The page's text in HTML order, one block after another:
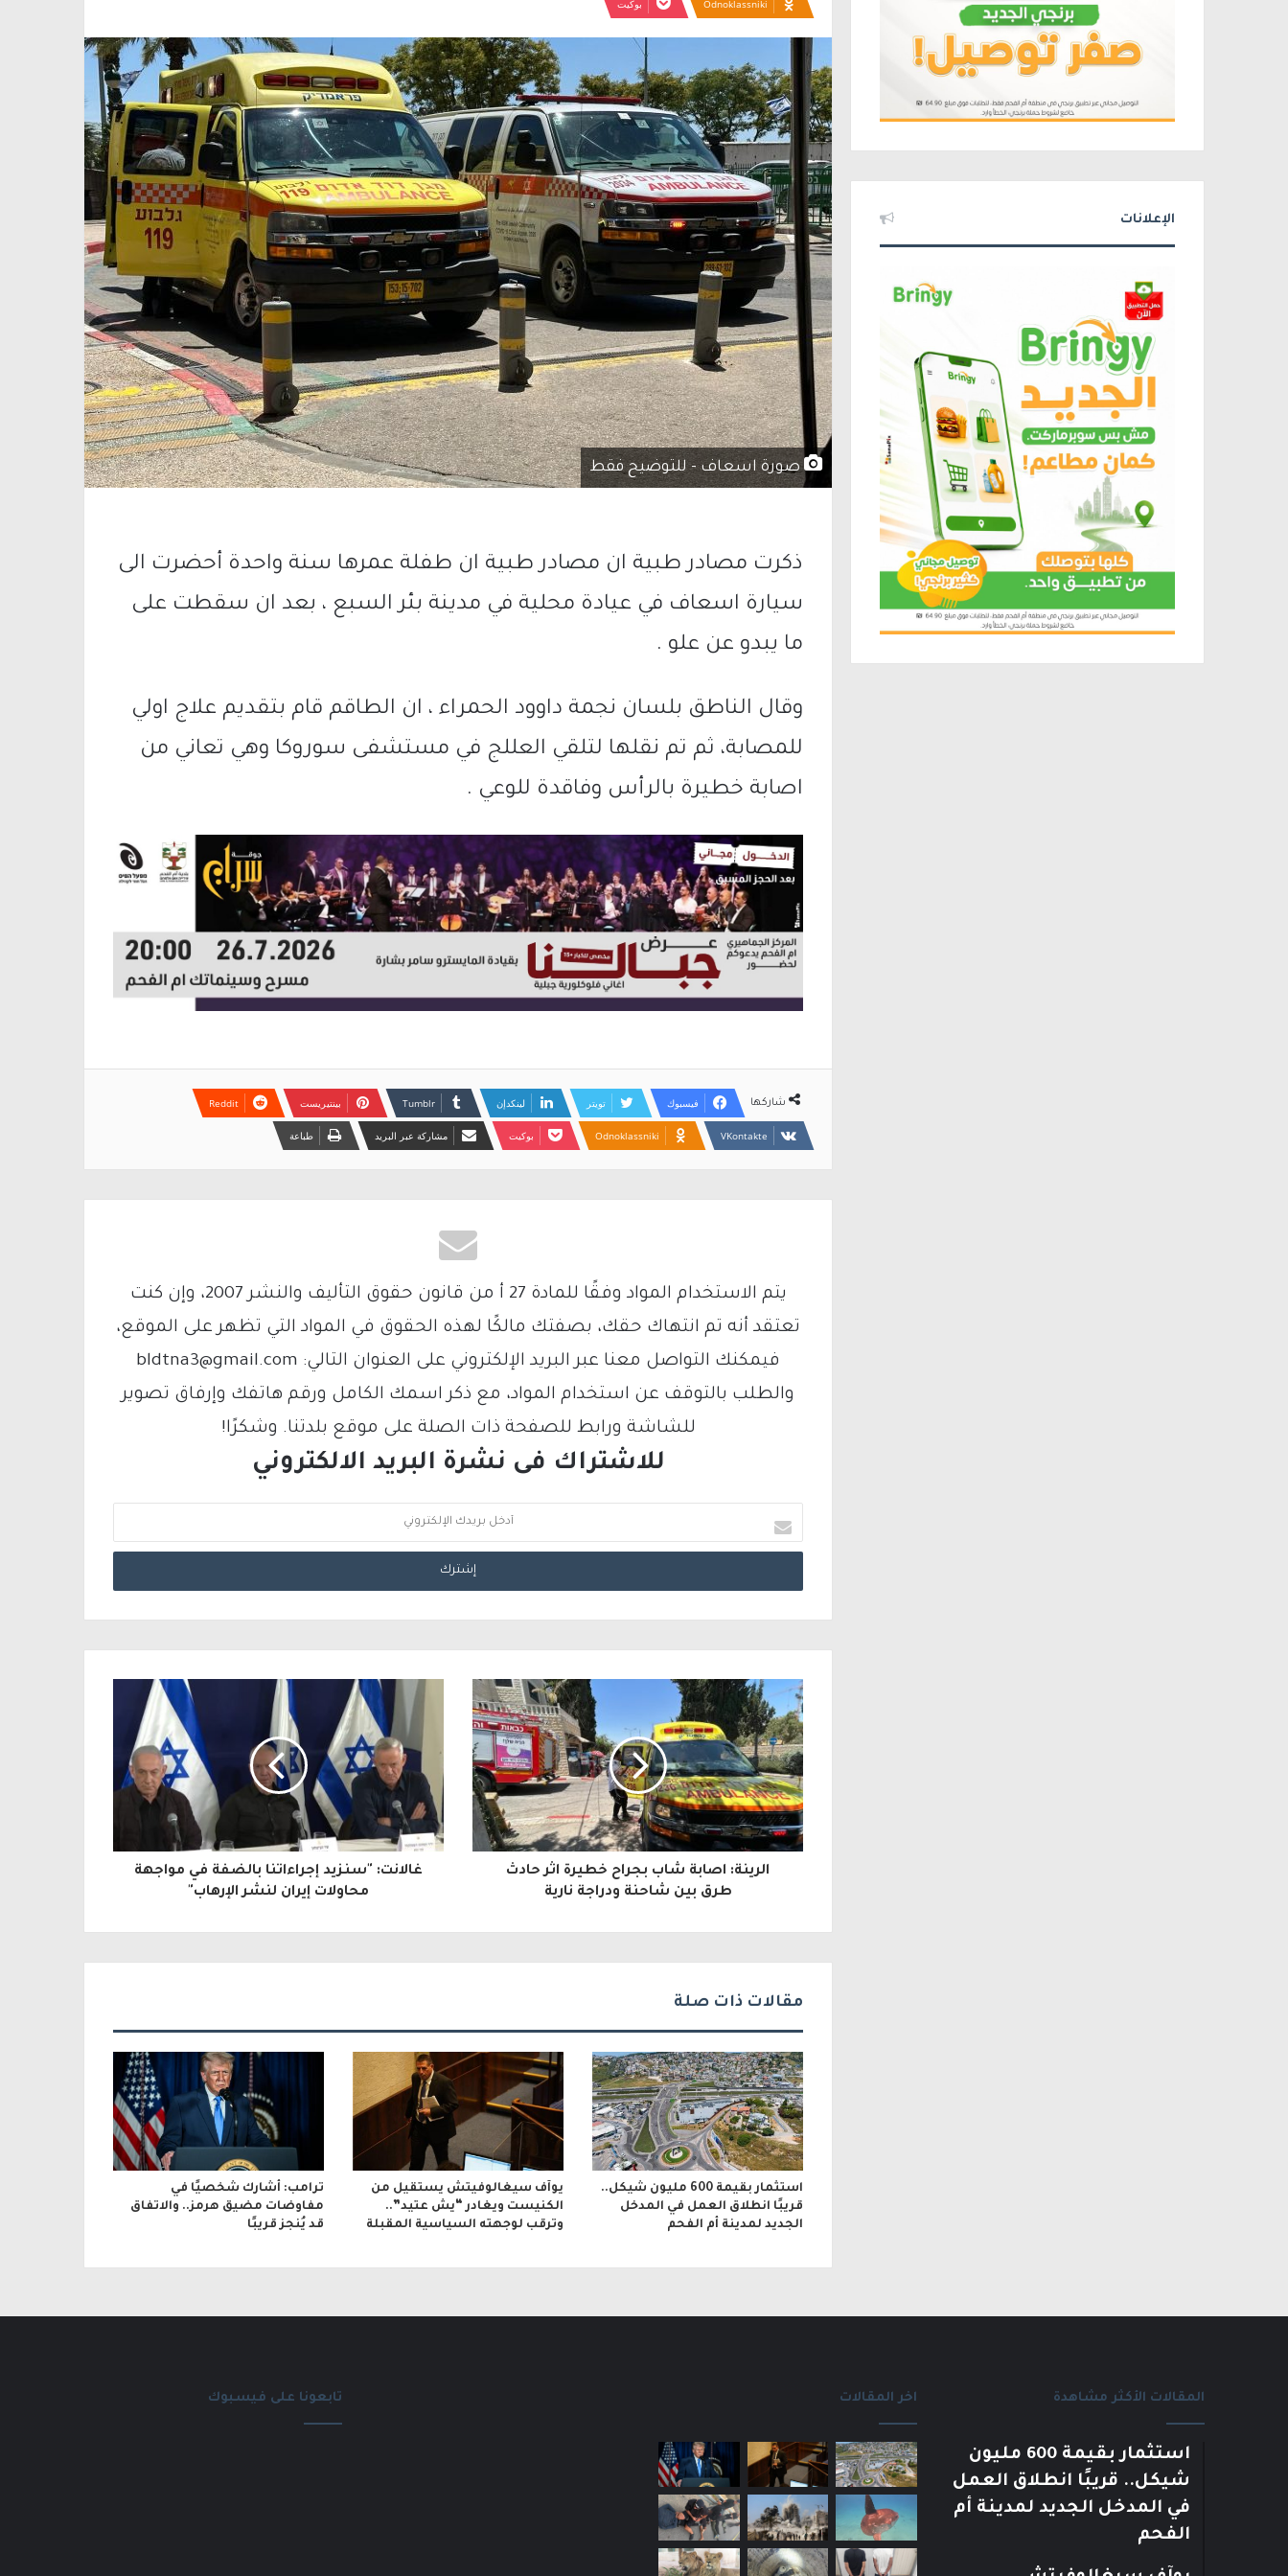
Odnoklassniki بوكيت
صورة اسعاف - للتوضيح فقط
ذكرت مصادر طبية ان مصادر طبية ان طفلة عمرها سنة واحدة أحضرت الى
سيارة اسعاف في عيادة محلية في مدينة بئر السبع ، بعد ان سقطت على
ما يبدو عن علو .
وقال الناطق بلسان نجمة داوود الحمراء ، ان الطاقم قام بتقديم علاج اولي
للمصابة، ثم تم نقلها لتلقي العللج في مستشفى سوروكا وهي تعاني من
اصابة خطيرة بالرأس وفاقدة للوعي .
شاركها فيسبوك تويتر لينكدإن بينتيريست
Odnoklassniki بوكيت مشاركة عبر البريد طباعة
يتم الاستخدام المواد وفقًا للمادة 27 أ من قانون حقوق التأليف والنشر 2007، وإن كنت
تعتقد أنه تم انتهاك حقك، بصفتك مالكًا لهذه الحقوق في المواد التي تظهر على الموقع،
فيمكنك التواصل معنا عبر البريد الإلكتروني على العنوان التالي: bldtna3@gmail.com
والطلب بالتوقف عن استخدام المواد، مع ذكر اسمك الكامل ورقم هاتفك وإرفاق تصوير
للشاشة ورابط للصفحة ذات الصلة على موقع بلدتنا. وشكرًا!
للاشتراك فى نشرة البريد الالكتروني
د
خ
ل
ب
ر
ي
د
ك
ا
ل
و
ن
ي
الرينة: اصابة شاب بجراح خطيرة اثر حادث
طرق بين شاحنة ودراجة نارية
غالانت: "سنزيد إجراءاتنا بالضفة في مواجهة
محاولات إيران لنشر الإرهاب"
مقالات ذات صلة
استثمار بقيمة 600 مليون شيكل..
قريبًا انطلاق العمل في المدخل
الجديد لمدينة أم الفحم
يوآف سيغالوفيتش يستقيل من
الكنيست ويغادر “يش عتيد”..
وترقب لوجهته السياسية المقبلة
ترامب: أشارك شخصيًا في
مفاوضات مضيق هرمز.. والاتفاق
قد يُنجز قريبًا
الإعلانات
المقالات الأكثر مشاهدة
استثمار بقيمة 600 مليون
شيكل.. قريبًا انطلاق العمل
في المدخل الجديد لمدينة أم
الفحم
اخر المقالات تابعونا على فيسبوك